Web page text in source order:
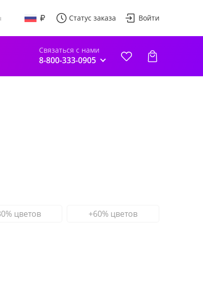
Статус заказа Войти
Связаться с нами
8-800-333-0905
цветов +60% цветов